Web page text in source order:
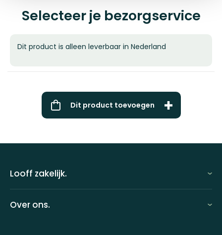
Selecteer je bezorgservice
Dit product is alleen leverbaar in Nederland
Dit product toevoegen
Looff zakelijk.
Over ons.